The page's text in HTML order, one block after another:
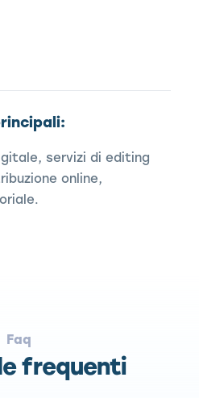
servizi di editing
online,
Faq
frequenti